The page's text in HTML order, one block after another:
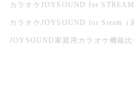
カラオケJOYSOUND for
カラオケJOYSOUND for Steam（
JOYSOUND家庭用カラオケ機能比